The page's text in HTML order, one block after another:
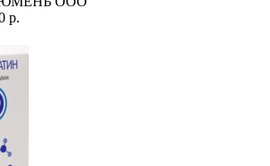
р.